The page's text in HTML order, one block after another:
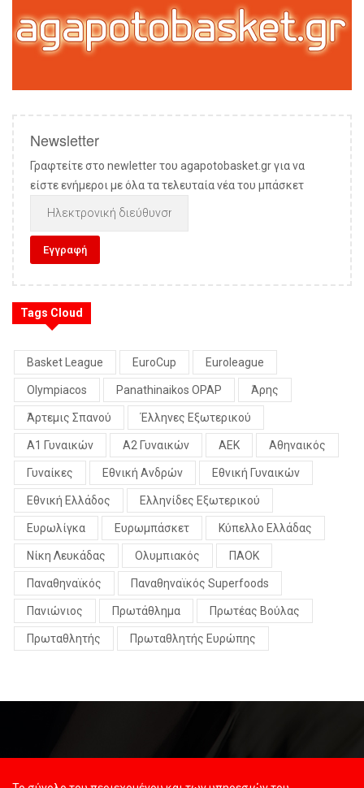
Newsletter
Γραφτείτε στο newletter του agapotobasket.gr για να
είστε ενήμεροι με όλα τα τελευταία νέα του μπάσκετ
Tags Cloud
Basket League EuroCup Euroleague
Olympiacos Panathinaikos OPAP Άρης
Άρτεμις Σπανού Έλληνες Εξωτερικού
Α1 Γυναικών Α2 Γυναικών ΑΕΚ Αθηναικός
Γυναίκες Εθνική Ανδρών Εθνική Γυναικών
Εθνική Ελλάδος Ελληνίδες Εξωτερικού
Ευρωλίγκα Ευρωμπάσκετ Κύπελλο Ελλάδας
Νίκη Λευκάδας Ολυμπιακός ΠΑΟΚ
Παναθηναϊκός Παναθηναϊκός Superfoods
Πανιώνιος Πρωτάθλημα Πρωτέας Βούλας
Πρωταθλητής Πρωταθλητής Ευρώπης